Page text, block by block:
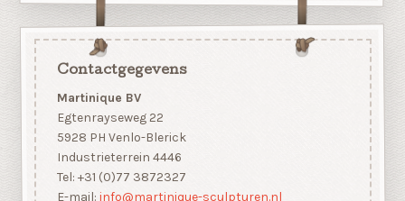
Contactgegevens
Martinique BV
Egtenrayseweg 22
5928 PH Venlo-Blerick
Industrieterrein 4446
Tel: +31 (0)77 3872327
E-mail: info@martinique-sculpturen.nl